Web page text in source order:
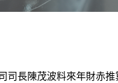
司長陳茂波料來年財赤